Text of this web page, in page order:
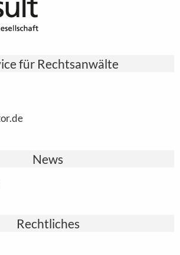
für Rechtsanwälte
News
Rechtliches